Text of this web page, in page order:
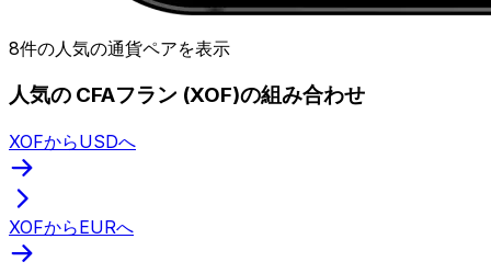
8件の人気の通貨ペアを表示
人気の CFAフラン (XOF)の組み合わせ
XOFからUSDへ
XOFからEURへ